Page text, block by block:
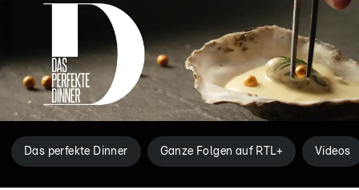
Das perfekte Dinner Ganze Folgen auf RTL+ Videos